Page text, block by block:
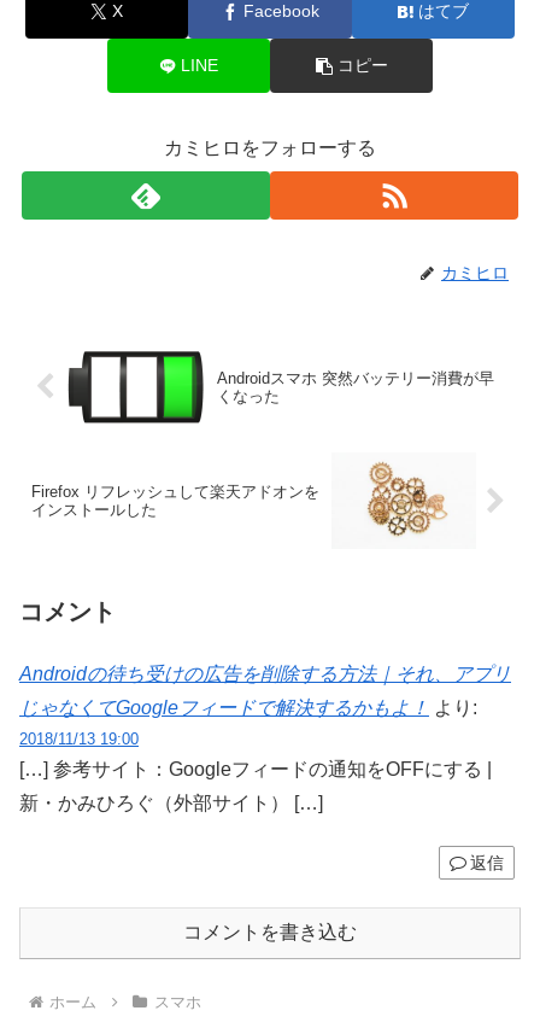
X Facebook はてブ
LINE コピー
カミヒロをフォローする
カミヒロ
Androidスマホ 突然バッテリー消費が早
くなった
Firefox リフレッシュして楽天アドオンを
インストールした
コメント
Androidの待ち受けの広告を削除する方法｜それ、アプリ
じゃなくてGoogleフィードで解決するかもよ！ より:
2018/11/13 19:00
[…] 参考サイト：Googleフィードの通知をOFFにする |
新・かみひろぐ（外部サイト） […]
返信
コメントを書き込む
ホーム スマホ